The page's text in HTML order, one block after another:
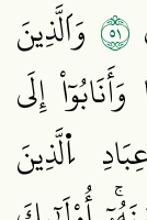
١٥ وَاَلَّذِينَ
إِلَى
اِ۬لَّذِينَ